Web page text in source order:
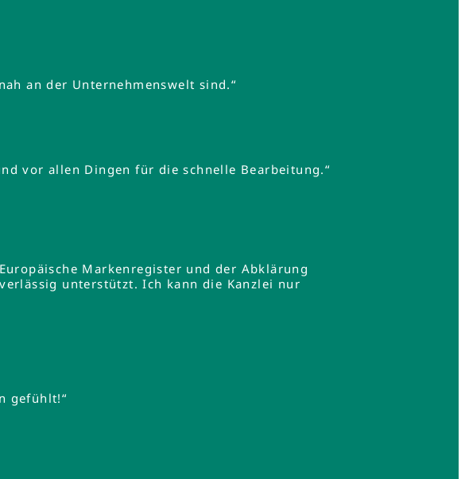
an der Unternehmenswelt sind.“
vor allen Dingen für die schnelle Bearbeitung.“
Markenregister und der Abklärung
unterstützt. Ich kann die Kanzlei nur
gefühlt!“